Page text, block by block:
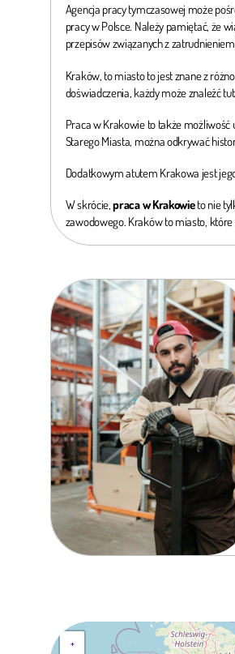
Agencja pracy tymczasowej może
pracy w Polsce. Należy pamiętać, że
przepisów związanych z
Kraków, to miasto to jest znane z
doświadczenia, każdy może znaleźć
Praca w Krakowie to także
Starego Miasta, można odkrywać
Dodatkowym atutem Krakowa jest
W skrócie,praca w Krakowieto nie
zawodowego. Kraków to miasto,
+